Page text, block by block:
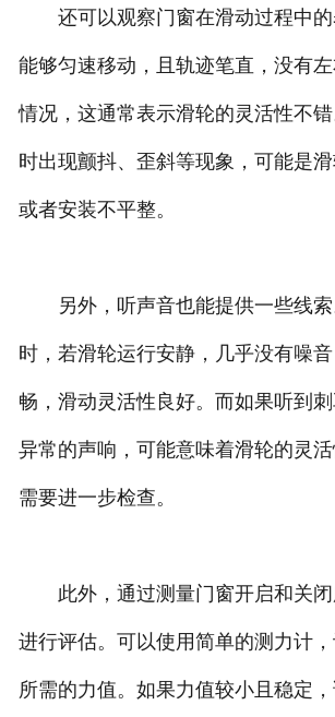
还可以观察门窗在滑动过程中的
能够匀速移动，且轨迹笔直，没有
情况，这通常表示滑轮的灵活性不
时出现颤抖、歪斜等现象，可能是
或者安装不平整。
另外，听声音也能提供一些线索
时，若滑轮运行安静，几乎没有噪
畅，滑动灵活性良好。而如果听到
异常的声响，可能意味着滑轮的灵活
需要进一步检查。
此外，通过测量门窗开启和关闭
进行评估。可以使用简单的测力计
所需的力值。如果力值较小且稳定